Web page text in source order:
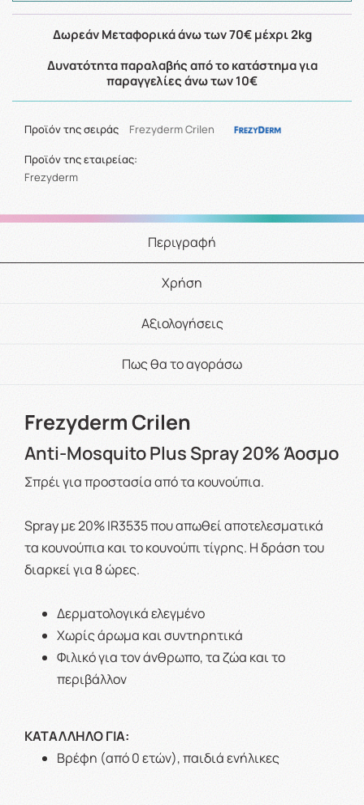
Δωρεάν Μεταφορικά άνω των 70€ μέχρι 2kg
Δυνατότητα παραλαβής από το κατάστημα για
παραγγελίες άνω των 10€
Προϊόν της σειράς Frezyderm Crilen
Προϊόν της εταιρείας:
Frezyderm
Περιγραφή
Χρήση
Αξιολογήσεις
Πως θα το αγοράσω
Frezyderm Crilen
Anti-Mosquito Plus Spray 20% Άοσμο
Σπρέι για προστασία από τα κουνούπια.
Spray με 20% IR3535 που απωθεί αποτελεσματικά
τα κουνούπια και το κουνούπι τίγρης. Η δράση του
διαρκεί για 8 ώρες.
Δερματολογικά ελεγμένο
Χωρίς άρωμα και συντηρητικά
Φιλικό για τον άνθρωπο, τα ζώα και το
περιβάλλον
ΚΑΤΑΛΛΗΛΟ ΓΙΑ:
Βρέφη (από 0 ετών), παιδιά ενήλικες